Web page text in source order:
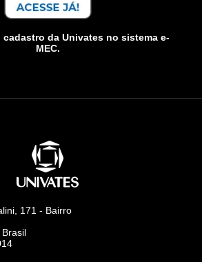
da Univates no sistema e-
MEC.
171 - Bairro